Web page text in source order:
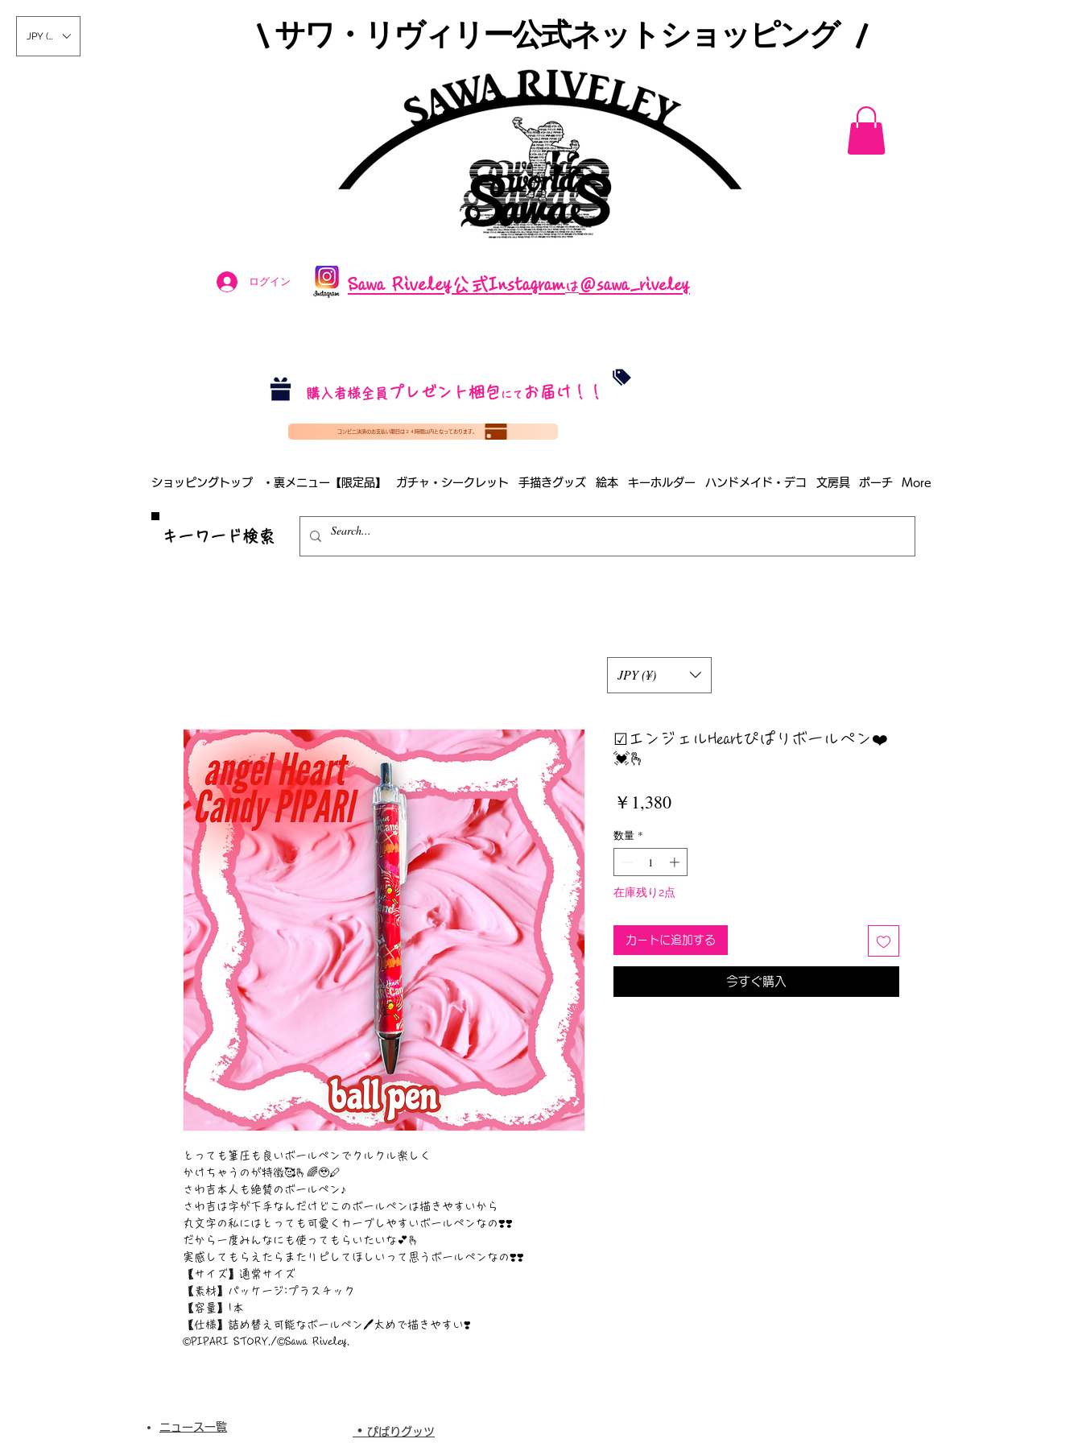
JPY (¥) \ サワ・リヴィリー公式ネットショッピング /​
Sawa Riveley公式Instagramは＠sawa_riveley
ログイン
購入者様全員 プレゼント梱包 にて お届け！！
コンビニ決済のお支払い期日は２４時間以内となっております。
ショッピングトップ ・裏メニュー【限定品】 ガチャ・シークレット 手描きグッズ 絵本 キーホルダー ハンドメイド・デコ 文房具 ポーチ More
​キーワード検索
とっても筆圧も良いボールペンでクルクル楽しく
かけちゃうのが特徴🥰🫰🌈🥹🖊
さわ吉本人も絶賛のボールペン♪
さわ吉は字が下手なんだけどこのボールペンは描きやすいから
丸文字の私にはとっても可愛くカーブしやすいボールペンなの❣️❣️
だから一度みんなにも使ってもらいたいな💕🫰
実感してもらえたらまたリピしてほしいって思うボールペンなの❣️❣️
【サイズ】通常サイズ
【素材】パッケージ:プラスチック
【容量】1本
【仕様】詰め替え可能なボールペン🖊太めで描きやすい❣️
©︎PIPARI STORY./©︎Sawa Riveley.
☑︎エンジェルHeartぴぱりボールペン❤️
💓🫰
￥1,380価
数量 *
在庫残り2点
カートに追加する
今すぐ購入
JPY (¥)
ニュース一覧 ・ ぴぱりグッツ